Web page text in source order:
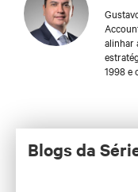
alinhar
1998 e
NOLA
Blogs da